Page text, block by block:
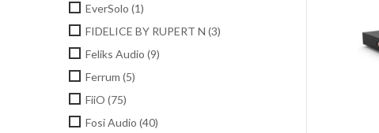
EverSolo (1)
FIDELICE BY RUPERT N (3)
Feliks Audio (9)
Ferrum (5)
FiiO (75)
Fosi Audio (40)